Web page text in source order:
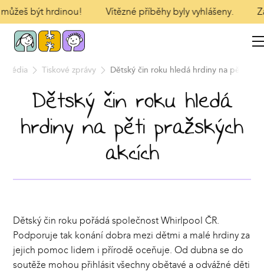
být hrdinou! Vítězné příběhy byly vyhlášeny.
média Tiskové zprávy Dětský čin roku hledá hrdiny na pěti
Dětský čin roku hledá
hrdiny na pěti pražských
akcích
Dětský čin roku pořádá společnost Whirlpool ČR.
Podporuje tak konání dobra mezi dětmi a malé hrdiny za
jejich pomoc lidem i přírodě oceňuje. Od dubna se do
soutěže mohou přihlásit všechny obětavé a odvážné děti